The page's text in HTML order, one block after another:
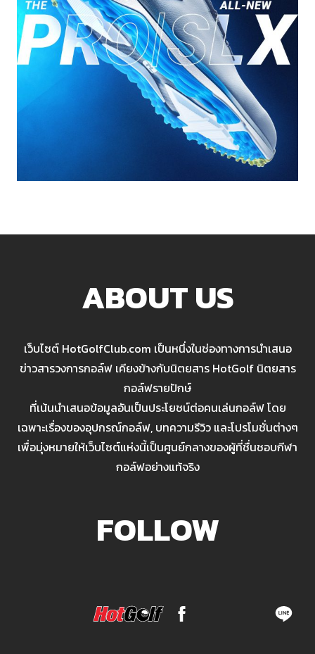
ABOUT US
เว็บไซต์ HotGolfClub.com เป็นหนึ่งในช่องทางการนำเสนอ
ข่าวสารวงการกอล์ฟ เคียงข้างกับนิตยสาร HotGolf นิตยสาร
กอล์ฟรายปักษ์
ที่เน้นนำเสนอข้อมูลอันเป็นประโยชน์ต่อคนเล่นกอล์ฟ โดย
เฉพาะเรื่องของอุปกรณ์กอล์ฟ, บทความรีวิว และโปรโมชั่นต่างๆ
เพื่อมุ่งหมายให้เว็บไซต์แห่งนี้เป็นศูนย์กลางของผู้ที่ชื่นชอบกีฬา
กอล์ฟอย่างแท้จริง
FOLLOW